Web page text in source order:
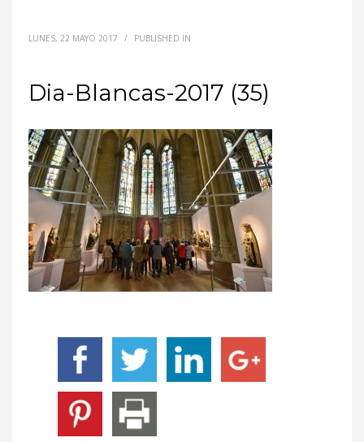
LUNES, 22 MAYO 2017 / PUBLISHED IN
Dia-Blancas-2017 (35)